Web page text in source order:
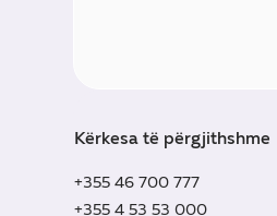
Kërkesa të përgjithshme
+355 46 700 777
+355 4 53 53 000